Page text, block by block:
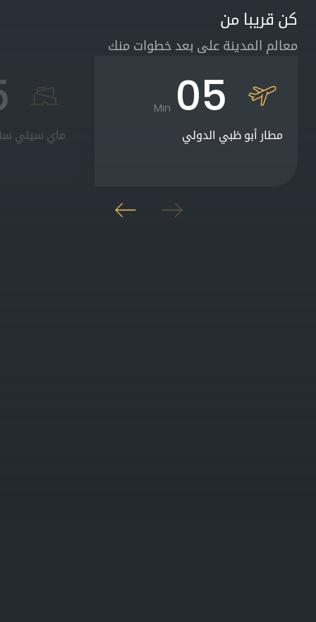
كن قريبا من
معالم المدينة على بعد خطوات منك
05
Min
مطار أبو ظبي الدولي ماي سيتي